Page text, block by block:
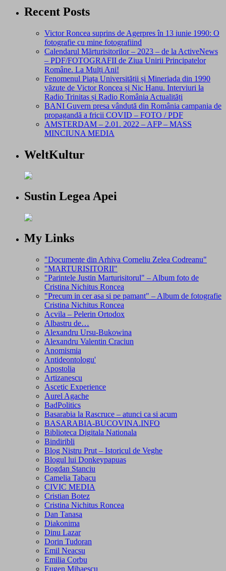
Recent Posts
Victor Roncea suprins de Agerpres în 13 iunie 1990: O
fotografie cu mine fotografiind
Calendarul Mărturisitorilor – 2023 – de la ActiveNews
– PDF/FOTOGRAFII de Ziua Unirii Principatelor
Române. La Mulți Ani!
Fenomenul Piața Universității și Mineriada din 1990
văzute de Victor Roncea și Nic Hanu. Interviuri la
Radio Trinitas și Radio România Actualități
BANI Guvern presa vândută din România campania de
propagandă a fricii COVID – FOTO / PDF
AMSTERDAM – 2.01. 2022 – AFP – MASS
MINCIUNA MEDIA
WeltKultur
Sustin Legea Apei
My Links
"Documente din Arhiva Corneliu Zelea Codreanu"
"MARTURISITORII"
"Parintele Justin Marturisitorul" – Album foto de
Cristina Nichitus Roncea
"Precum in cer asa si pe pamant" – Album de fotografie
Cristina Nichitus Roncea
Acvila – Pelerin Ortodox
Albastru de…
Alexandru Ursu-Bukowina
Alexandru Valentin Craciun
Anomismia
Antideontologu'
Apostolia
Artizanescu
Ascetic Experience
Aurel Agache
BadPolitics
Basarabia la Rascruce – atunci ca si acum
BASARABIA-BUCOVINA.INFO
Biblioteca Digitala Nationala
Bindiribli
Blog Nistru Prut – Istoricul de Veghe
Blogul lui Donkeypapuas
Bogdan Stanciu
Camelia Tabacu
CIVIC MEDIA
Cristian Botez
Cristina Nichitus Roncea
Dan Tanasa
Diakonima
Dinu Lazar
Dorin Tudoran
Emil Neacsu
Emilia Corbu
Eugen Mihaescu